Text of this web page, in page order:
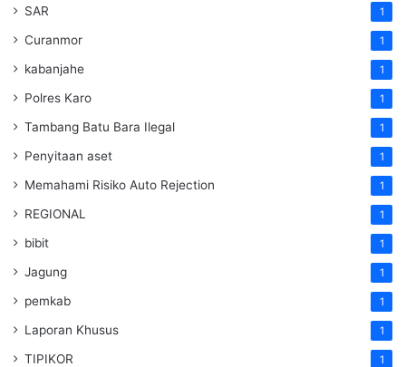
SAR 1
Curanmor 1
kabanjahe 1
Polres Karo 1
Tambang Batu Bara Ilegal 1
Penyitaan aset 1
Memahami Risiko Auto Rejection 1
REGIONAL 1
bibit 1
Jagung 1
pemkab 1
Laporan Khusus 1
TIPIKOR 1